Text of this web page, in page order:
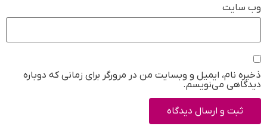
وب‌ سایت
ذخیره نام، ایمیل و وبسایت من در مرورگر برای زمانی که دوباره
دیدگاهی می‌نویسم.